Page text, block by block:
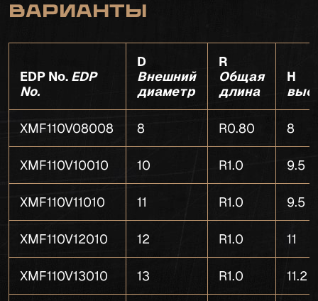
варианты
EDP No. EDP
No.
D
Внешний
диаметр
R
Общая
длина
H
XMF110V08008 8 R0.80 8
XMF110V10010 10 R1.0 9.5
XMF110V11010 11 R1.0 9.5
XMF110V12010 12 R1.0 11
XMF110V13010 13 R1.0 11.2